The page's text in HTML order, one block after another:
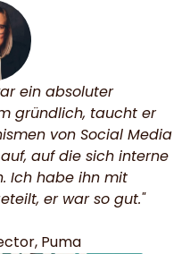
ein absoluter
gründlich, taucht er
von Social Media
auf die sich interne
Ich habe ihn mit
er war so gut."
Puma